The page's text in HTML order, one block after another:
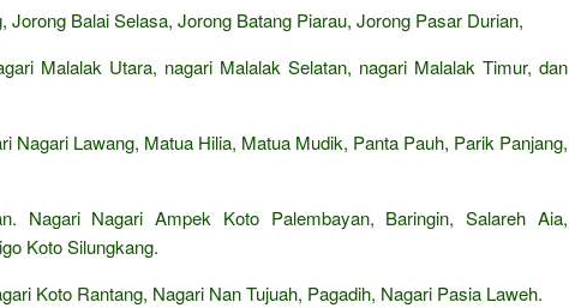
Jorong Balai Selasa, Jorong Batang Piarau, Jorong Pasar Durian,
Malalak Utara, nagari Malalak Selatan, nagari Malalak Timur, dan
Nagari Lawang, Matua Hilia, Matua Mudik, Panta Pauh, Parik Panjang,
Nagari Nagari Ampek Koto Palembayan, Baringin, Salareh Aia,
Koto Silungkang.
Koto Rantang, Nagari Nan Tujuah, Pagadih, Nagari Pasia Laweh.